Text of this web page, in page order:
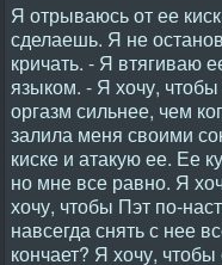
Я отрываюсь от ее
сделаешь. Я не
кричать. - Я втягиваю
языком. - Я хочу,
оргазм сильнее, чем
залила меня своими
киске и атакую ее. Ее
но мне все равно. Я
хочу, чтобы Пэт по-
навсегда снять с нее
кончает? Я хочу,